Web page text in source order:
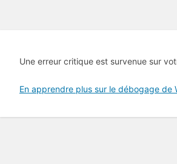
Une erreur critique est survenue sur
En apprendre plus sur le débogage de